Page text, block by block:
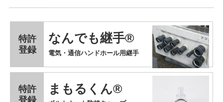
なんでも継手®
特許
登録
電気・通信ハンドホール用継手
まもるくん®
特許